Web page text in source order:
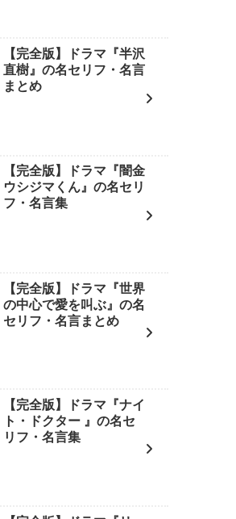
【完全版】ドラマ『半沢
直樹』の名セリフ・名言
まとめ
【完全版】ドラマ『闇金
ウシジマくん』の名セリ
フ・名言集
【完全版】ドラマ『世界
の中心で愛を叫ぶ』の名
セリフ・名言まとめ
【完全版】ドラマ『ナイ
ト・ドクター 』の名セ
リフ・名言集